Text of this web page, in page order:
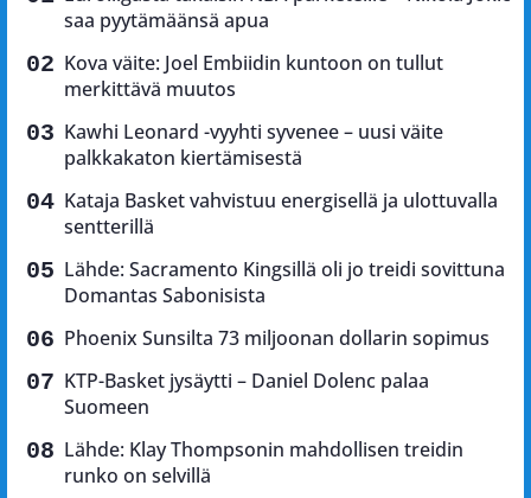
saa pyytämäänsä apua
Kova väite: Joel Embiidin kuntoon on tullut
merkittävä muutos
Kawhi Leonard -vyyhti syvenee – uusi väite
palkkakaton kiertämisestä
Kataja Basket vahvistuu energisellä ja ulottuvalla
sentterillä
Lähde: Sacramento Kingsillä oli jo treidi sovittuna
Domantas Sabonisista
Phoenix Sunsilta 73 miljoonan dollarin sopimus
KTP-Basket jysäytti – Daniel Dolenc palaa
Suomeen
Lähde: Klay Thompsonin mahdollisen treidin
runko on selvillä